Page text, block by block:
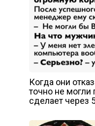
Когда они
точно не могли
сделает через